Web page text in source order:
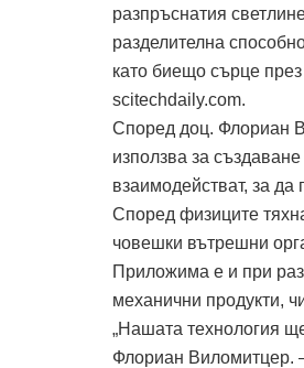
разпръснатия
разделителна
като биещо сърце
scitechdaily.com.
Според доц. Флориан
използва за
взаимодействат, за да
Според физиците
човешки вътрешни
Приложима е и при
механични продукти,
„Нашата технология
Флориан Виломитцер.